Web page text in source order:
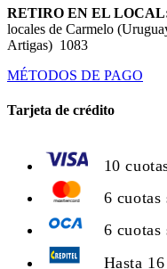
RETIRO EN EL
locales de Carmelo
Artigas) 1083
MÉTODOS DE PAGO
Tarjeta de crédito
10
6 cuotas
6 cuotas
Hasta